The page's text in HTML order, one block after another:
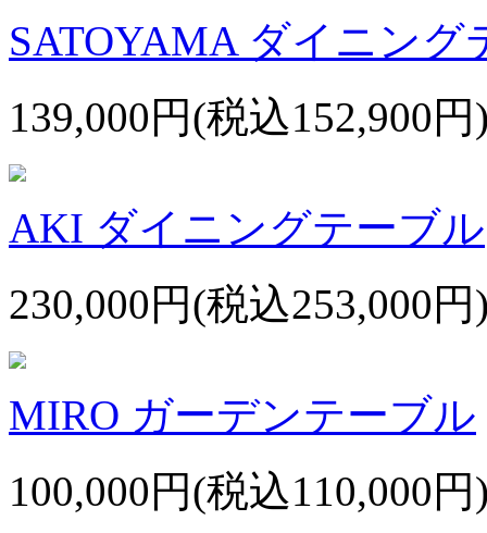
SATOYAMA ダイニング
139,000円(税込152,900円
AKI ダイニングテーブル
230,000円(税込253,000円
MIRO ガーデンテーブル
100,000円(税込110,000円